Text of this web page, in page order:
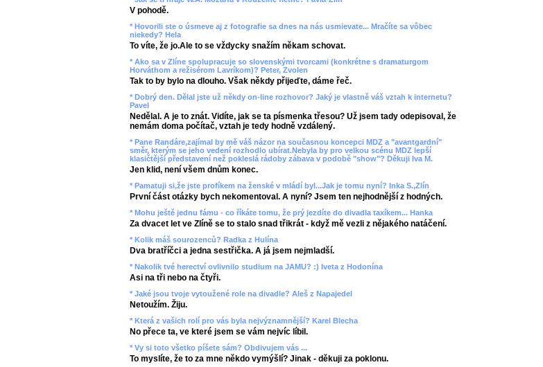
V pohodě.
* Hovorili ste o úsmeve aj z fotografie sa dnes na nás usmievate... Mračíte sa vôbec
niekedy? Hela
To víte, že jo.Ale to se vždycky snažím někam schovat.
* Ako sa v Zlíne spolupracuje so slovenskými tvorcami (konkrétne s dramaturgom
Horváthom a režisérom Lavríkom)? Peter, Zvolen
Tak to by bylo na dlouho. Však někdy přijeďte, dáme řeč.
* Dobrý den. Dělal jste už někdy on-line rozhovor? Jaký je vlastně váš vztah k internetu?
Pavel
Nedělal. A je to znát. Vidíte, jak se ta písmenka třesou? Už jsem tady odepisoval, že
nemám doma počítač, vztah je tedy hodně vzdálený.
* Pane Randáre,zajímal by mě váš názor na současnou koncepci MDZ a "avantgardní"
směr, kterým se jeho vedení rozhodlo ubírat.Nebyla by pro velkou scénu MDZ lepší
klasičtější představení než pokleslá rádoby zábava v podobě "show"? Děkuji Iva M.
Jen klid, není všem dnům konec.
* Pamatuji si,že jste profíkem na ženské v mládí byl...Jak je tomu nyní? Inka S.,Zlín
První část otázky bych nekomentoval. A nyní? Jsem ten nejhodnější z hodných.
* Mohu ještě jednu fámu - co říkáte tomu, že prý jezdíte do divadla taxíkem... Hanka
Za dvacet let ve Zlíně se to stalo snad třikrát - když mě vezli z nějakého natáčení.
* Kolik máš sourozenců? Radka z Hulína
Dva bratříčci a jedna sestřička. A já jsem nejmladší.
* Nakolik tvé herectví ovlivnilo studium na JAMU? :) Iveta z Hodonína
Asi na tři nebo na čtyři.
* Jaké jsou tvoje vytoužené role na divadle? Aleš z Napajedel
Netoužím. Žiju.
* Která z vašich rolí pro vás byla nejvýznamnější? Karel Blecha
No přece ta, ve které jsem se vám nejvíc líbil.
* Vy si toto všetko píšete sám? Obdivujem vás ...
To myslíte, že to za mne někdo vymýšlí? Jinak - děkuji za poklonu.